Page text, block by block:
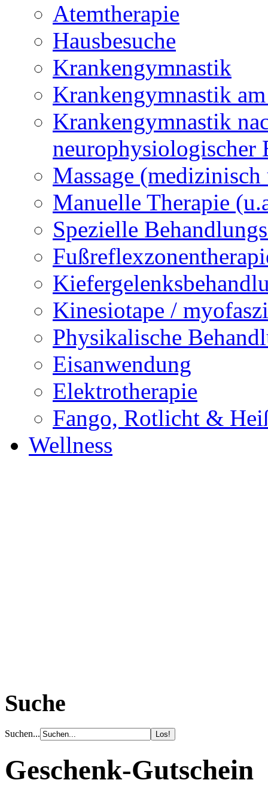
Atemtherapie
Hausbesuche
Krankengymnastik
Krankengymnastik
Krankengymnastik
neurophysiologischer
Massage
Manuelle Therapie
Spezielle
Kinesiotape /
Physikalische
Eisanwendung
Elektrotherapie
Fango, Rotlicht &
Wellness
Suche
Suchen...
Geschenk-Gutschein